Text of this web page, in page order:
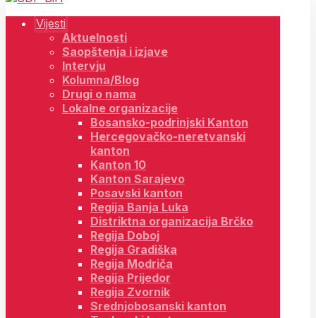
Vijesti
Aktuelnosti
Saopštenja i izjave
Intervju
Kolumna/Blog
Drugi o nama
Lokalne organizacije
Bosansko-podrinjski Kanton
Hercegovačko-neretvanski
kanton
Kanton 10
Kanton Sarajevo
Posavski kanton
Regija Banja Luka
Distriktna organizacija Brčko
Regija Doboj
Regija Gradiška
Regija Modriča
Regija Prijedor
Regija Zvornik
Srednjobosanski kanton